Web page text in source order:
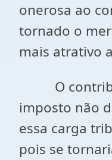
onerosa ao
tornado o
mais atrativo
O
imposto não
essa carga
pois se